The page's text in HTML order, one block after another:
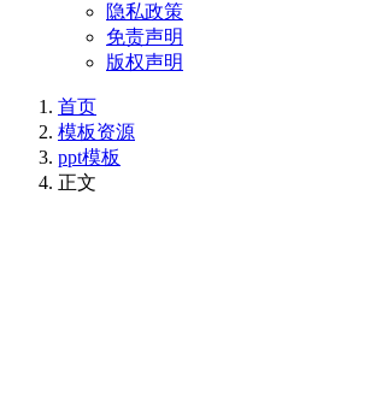
隐私政策
免责声明
版权声明
首页
模板资源
ppt模板
正文